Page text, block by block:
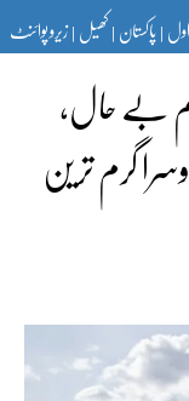
|پاکستان|کھیل|زیرو پوائنٹ
بے حال،
کا دوسرا گرم ترین